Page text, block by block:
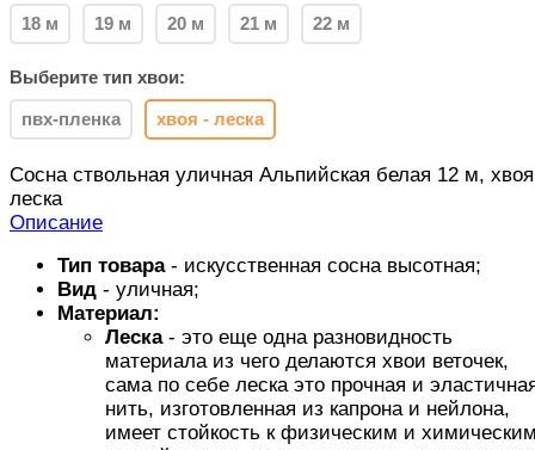
18 м 19 м 20 м 21 м 22 м
Выберите тип хвои:
пвх-пленка хвоя - леска
Сосна ствольная уличная Альпийская белая 12 м,
леска
Описание
Тип товара- искусственная сосна высотная;
Вид - уличная;
Материал:
Леска - это еще одна разновидность
материала из чего делаются хвои веточек,
сама по себе леска это прочная и
нить, изготовленная из капрона и нейлона,
имеет стойкость к физическим и